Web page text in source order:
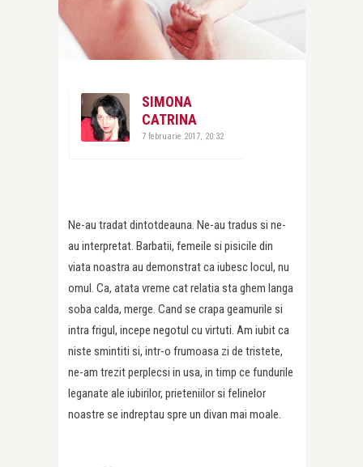
SIMONA
CATRINA
7 februarie 2017, 20:32
Ne-au tradat dintotdeauna. Ne-au tradus si ne-
au interpretat. Barbatii, femeile si pisicile din
viata noastra au demonstrat ca iubesc locul, nu
omul. Ca, atata vreme cat relatia sta ghem langa
soba calda, merge. Cand se crapa geamurile si
intra frigul, incepe negotul cu virtuti. Am iubit ca
niste smintiti si, intr-o frumoasa zi de tristete,
ne-am trezit perplecsi in usa, in timp ce fundurile
leganate ale iubirilor, prieteniilor si felinelor
noastre se indreptau spre un divan mai moale.